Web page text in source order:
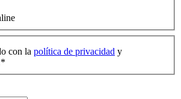
con la política de privacidad y
*